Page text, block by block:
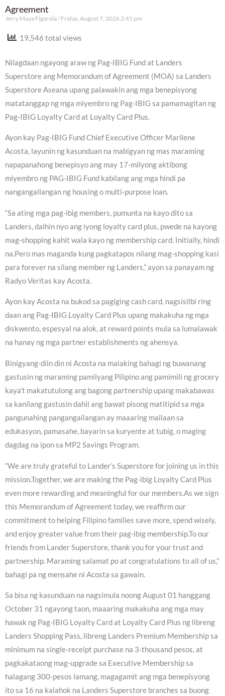
Agreement
Jerry Maya Figarola Friday, August 7, 2026 2:41 pm
19,546 total views
Nilagdaan ngayong araw ng Pag-IBIG Fund at Landers
Superstore ang Memorandum of Agreement (MOA) sa Landers
Superstore Aseana upang palawakin ang mga benepisyong
matatanggap ng mga miyembro ng Pag-IBIG sa pamamagitan ng
Pag-IBIG Loyalty Card at Loyalty Card Plus.
Ayon kay Pag-IBIG Fund Chief Executive Officer Marilene
Acosta, layunin ng kasunduan na mabigyan ng mas maraming
napapanahong benepisyo ang may 17-milyong aktibong
miyembro ng PAG-IBIG Fund kabilang ang mga hindi pa
nangangailangan ng housing o multi-purpose loan.
“Sa ating mga pag-ibig members, pumunta na kayo dito sa
Landers, dalhin nyo ang iyong loyalty card plus, pwede na kayong
mag-shopping kahit wala kayo ng membership card. Initially, hindi
na.Pero mas maganda kung pagkatapos nilang mag-shopping kasi
para forever na silang member ng Landers,” ayon sa panayam ng
Radyo Veritas kay Acosta.
Ayon kay Acosta na bukod sa pagiging cash card, nagsisilbi ring
daan ang Pag-IBIG Loyalty Card Plus upang makakuha ng mga
diskwento, espesyal na alok, at reward points mula sa lumalawak
na hanay ng mga partner establishments ng ahensya.
Binigyang-diin din ni Acosta na malaking bahagi ng buwanang
gastusin ng maraming pamilyang Pilipino ang pamimili ng grocery
kaya’t makatutulong ang bagong partnership upang makabawas
sa kanilang gastusin dahil ang bawat pisong matitipid sa mga
pangunahing pangangailangan ay maaaring mailaan sa
edukasyon, pamasahe, bayarin sa kuryente at tubig, o maging
dagdag na ipon sa MP2 Savings Program.
“We are truly grateful to Lander’s Superstore for joining us in this
mission.Together, we are making the Pag-ibig Loyalty Card Plus
even more rewarding and meaningful for our members.As we sign
this Memorandum of Agreement today, we reaffirm our
commitment to helping Filipino families save more, spend wisely,
and enjoy greater value from their pag-ibig membership.To our
friends from Lander Superstore, thank you for your trust and
partnership. Maraming salamat po at congratulations to all of us,”
bahagi pa ng mensahe ni Acosta sa gawain.
Sa bisa ng kasunduan na nagsimula noong August 01 hanggang
October 31 ngayong taon, maaaring makakuha ang mga may
hawak ng Pag-IBIG Loyalty Card at Loyalty Card Plus ng libreng
Landers Shopping Pass, libreng Landers Premium Membership sa
minimum na single-receipt purchase na 3-thousand pesos, at
pagkakataong mag-upgrade sa Executive Membership sa
halagang 300-pesos lamang, magagamit ang mga benepisyong
ito sa 16 na kalahok na Landers Superstore branches sa buong